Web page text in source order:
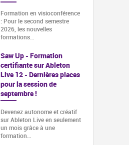
Formation en visioconférence
: Pour le second semestre
2026, les nouvelles
formations…
Saw Up - Formation
certifiante sur Ableton
Live 12 - Dernières places
pour la session de
septembre !
Devenez autonome et créatif
sur Ableton Live en seulement
un mois grâce à une
formation…